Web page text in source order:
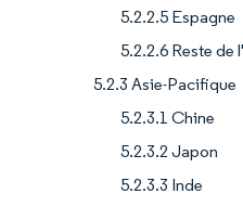
5.2.2.5 Espagne
5.2.2.6 Reste de
5.2.3 Asie-Pacifique
5.2.3.1 Chine
5.2.3.2 Japon
5.2.3.3 Inde